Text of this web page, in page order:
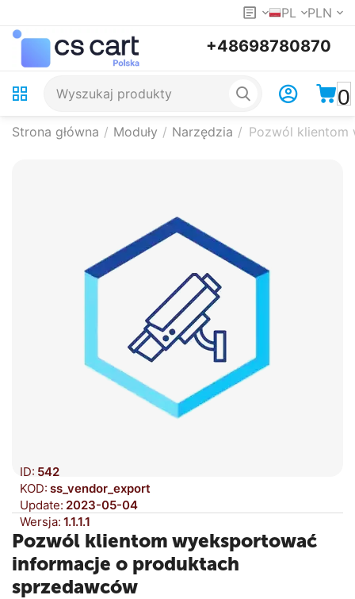
PL PLN
+48698780870
0
Strona główna / Moduły / Narzędzia / Pozwól klientom
ID: 542
KOD: ss_vendor_export
Update: 2023-05-04
Wersja: 1.1.1.1
Pozwól klientom wyeksportować
informacje o produktach
sprzedawców